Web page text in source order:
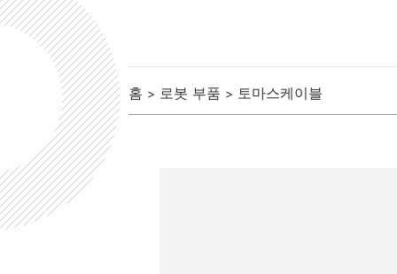
홈 > 로봇 부품 > 토마스케이블